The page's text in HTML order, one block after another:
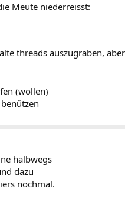
Meute niederreisst:
threads auszugraben,
(wollen)
halbwegs
dazu
nochmal.